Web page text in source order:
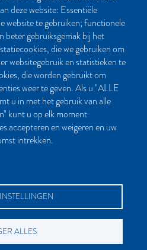
deze website: Essentiële
website te gebruiken; functionele
beter gebruiksgemak bij het
die we gebruiken om
websitegebruik en statistieken te
die worden gebruikt om
weer te geven. Als u "ALLE
u in met het gebruik van alle
kunt u op elk moment
accepteren en weigeren en uw
intrekken.
ALLES
tussen 9.00 en 17.00 uur